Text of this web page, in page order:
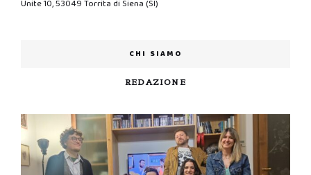
Unite 10, 53049 Torrita di Siena (SI)
CHI SIAMO
REDAZIONE